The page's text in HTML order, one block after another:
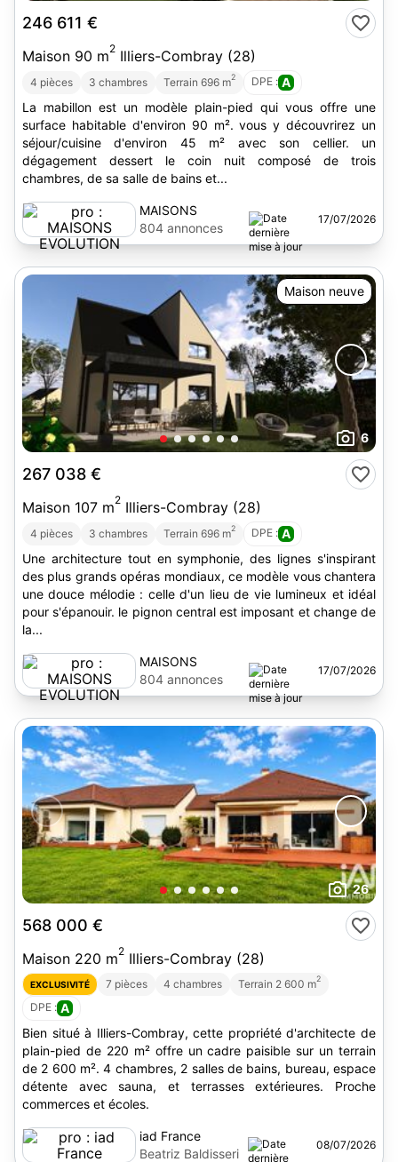
246 611 €
Maison 90 m2 Illiers-Combray (28)
4 pièces 3 chambres Terrain 696 m2 DPE : A
La mabillon est un modèle plain-pied qui vous offre une
surface habitable d'environ 90 m². vous y découvrirez un
séjour/cuisine d'environ 45 m² avec son cellier. un
dégagement dessert le coin nuit composé de trois
chambres, de sa salle de bains et...
MAISONS
EVOLUTION
804 annonces
17/07/2026
Maison neuve
6
267 038 €
Maison 107 m2 Illiers-Combray (28)
4 pièces 3 chambres Terrain 696 m2 DPE : A
Une architecture tout en symphonie, des lignes s'inspirant
des plus grands opéras mondiaux, ce modèle vous chantera
une douce mélodie : celle d'un lieu de vie lumineux et idéal
pour s'épanouir. le pignon central est imposant et change de
la...
MAISONS
EVOLUTION
804 annonces
17/07/2026
26
568 000 €
Maison 220 m2 Illiers-Combray (28)
EXCLUSIVITÉ 7 pièces 4 chambres Terrain 2 600 m2
DPE : A
Bien situé à Illiers-Combray, cette propriété d'architecte de
plain-pied de 220 m² offre un cadre paisible sur un terrain
de 2 600 m². 4 chambres, 2 salles de bains, bureau, espace
détente avec sauna, et terrasses extérieures. Proche
commerces et écoles.
iad France
Beatriz Baldisseri
08/07/2026